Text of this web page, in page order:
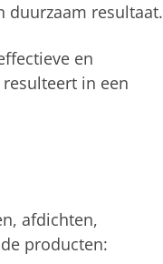
duurzaam resultaat.
en
in een
afdichten,
producten: